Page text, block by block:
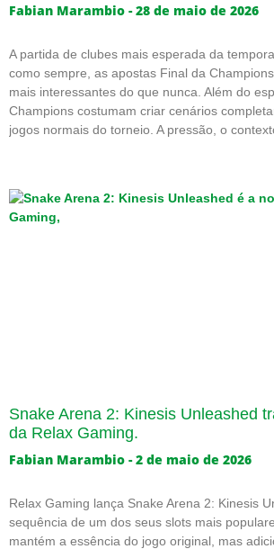
Fabian Marambio 28 de maio de 2026
A partida de clubes mais esperada da
como sempre, as apostas Final da
mais interessantes do que nunca. Além do
Champions costumam criar cenários
jogos normais do torneio. A pressão, o
Snake Arena 2: Kinesis Unleashed
da Relax Gaming.
Fabian Marambio 2 de maio de 2026
Relax Gaming lança Snake Arena 2: Kinesis
sequência de um dos seus slots mais
mantém a essência do jogo original, mas